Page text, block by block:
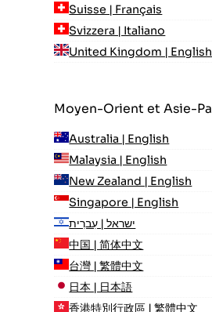
Suisse | Français
Svizzera | Italiano
United Kingdom | English
Moyen-Orient et Asie-
Australia | English
Malaysia | English
New Zealand | English
Singapore | English
ישראל | עִברִית
中国 | 简体中文
台灣 | 繁體中文
日本 | 日本語
香港特別行政區 | 繁體中文